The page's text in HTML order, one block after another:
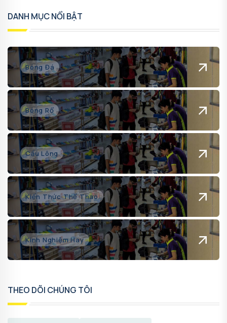
DANH MỤC NỔI BẬT
Bóng Đá
Bóng Rổ
Cầu Lông
Kiến Thức Thể Thao
Kinh Nghiệm Hay
THEO DÕI CHÚNG TÔI